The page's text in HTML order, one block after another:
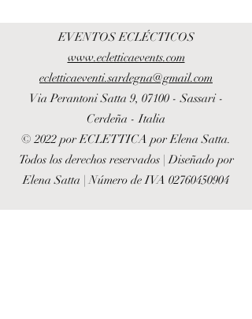
EVENTOS ECLÉCTICOS
www.ecletticaevents.com
ecletticaeventi.sardegna@gmail.com
Via Perantoni Satta 9, 07100 - Sassari -
Cerdeña - Italia
© 2022 por ECLETTICA por Elena Satta.
Todos los derechos reservados | Diseñado por
Elena Satta | Número de IVA 02760450904